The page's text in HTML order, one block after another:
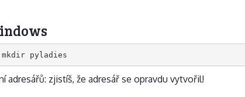
adresářů: zjistíš, že adresář se opravdu vytvořil!